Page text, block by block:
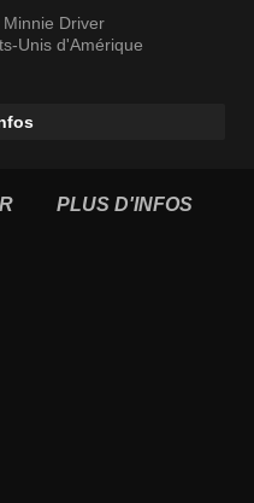
Minnie Driver
Unis d'Amérique
PLUS D'INFOS